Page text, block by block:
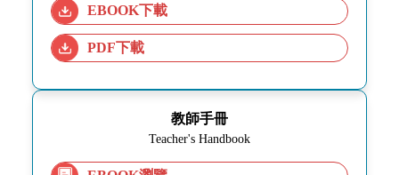
EBOOK下載
PDF下載
教師手冊
Teacher's Handbook